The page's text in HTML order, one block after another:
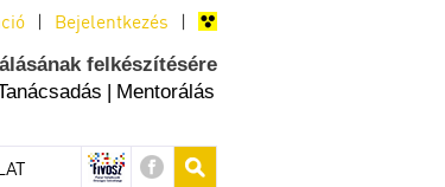
| Bejelentkezés |
felkészítésére
| Mentorálás